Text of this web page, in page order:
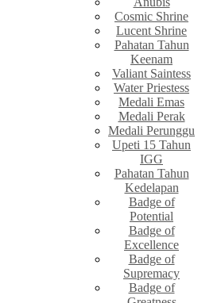
Cosmic Shrine
Lucent Shrine
Pahatan Tahun
Keenam
Valiant Saintess
Water Priestess
Medali Emas
Medali Perak
Medali Perunggu
Upeti 15 Tahun
IGG
Pahatan Tahun
Kedelapan
Badge of
Potential
Badge of
Excellence
Badge of
Supremacy
Badge of